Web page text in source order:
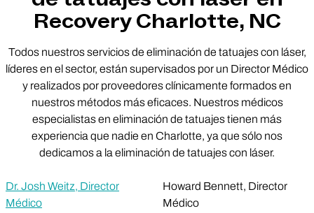
Recovery Charlotte, NC
Todos nuestros servicios de eliminación de tatuajes con láser,
líderes en el sector, están supervisados por un Director Médico
y realizados por proveedores clínicamente formados en
nuestros métodos más eficaces. Nuestros médicos
especialistas en eliminación de tatuajes tienen más
experiencia que nadie en Charlotte, ya que sólo nos
dedicamos a la eliminación de tatuajes con láser.
Dr. Josh Weitz, Director
Médico
Howard Bennett, Director
Médico